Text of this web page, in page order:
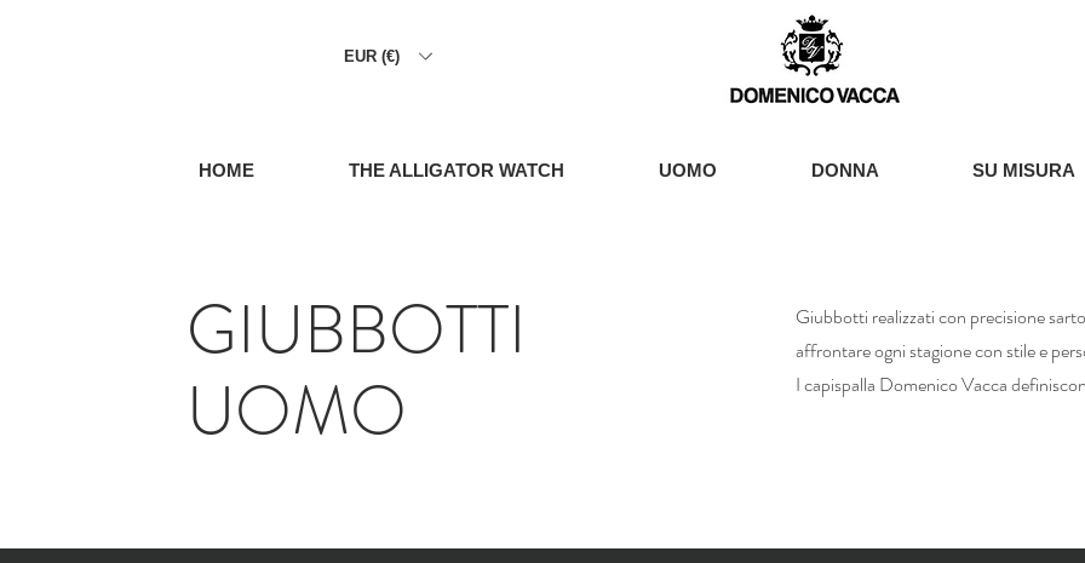
EUR (€)
HOME THE ALLIGATOR WATCH UOMO DONNA SU MISURA
GIUBBOTTI
UOMO
Giubbotti realizzati con precisione
affrontare ogni stagione con stile e
I capispalla Domenico Vacca